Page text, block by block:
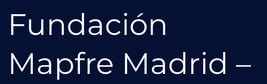
Fundación
Mapfre Madrid –